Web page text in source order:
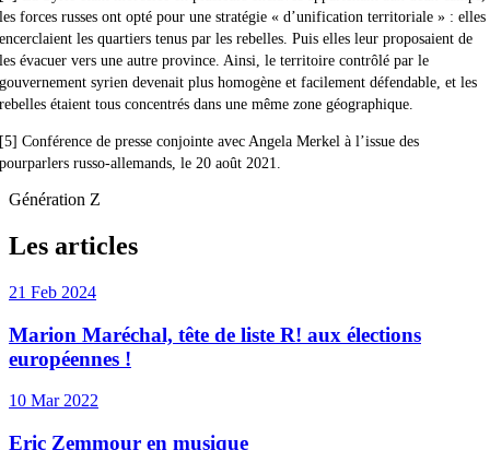
les forces russes ont opté pour une stratégie « d’unification territoriale » : elles
encerclaient les quartiers tenus par les rebelles. Puis elles leur proposaient de
les évacuer vers une autre province. Ainsi, le territoire contrôlé par le
gouvernement syrien devenait plus homogène et facilement défendable, et les
rebelles étaient tous concentrés dans une même zone géographique.
[5] Conférence de presse conjointe avec Angela Merkel à l’issue des
pourparlers russo-allemands, le 20 août 2021.
Génération Z
Les articles
21 Feb 2024
Marion Maréchal, tête de liste R! aux élections
européennes !
10 Mar 2022
Eric Zemmour en musique